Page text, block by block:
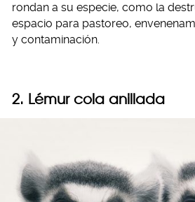
rondan a su especie, como la
espacio para pastoreo,
y contaminación.
2. Lémur cola anillada